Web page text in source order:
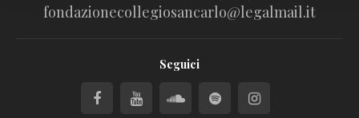
fondazionecollegiosancarlo@legalmail.it
Seguici